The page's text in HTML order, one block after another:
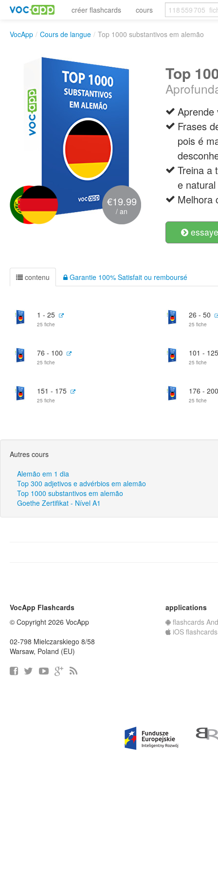
créer flashcards cours
VocApp / Cours de langue / Top 1000 substantivos em alemão
€19.99
/ an
Top
Aprende
Frases
pois é
Treina a
e
Melhora
contenu Garantie 100% Satisfait ou remboursé
1 - 25
25 fiche
26 - 50
25 fiche
76 - 100
25 fiche
101 - 125
25 fiche
151 - 175
25 fiche
176 - 200
25 fiche
Autres cours
Alemão em 1 dia
Top 300 adjetivos e advérbios em alemão
Top 1000 substantivos em alemão
Goethe Zertifikat - Nível A1
VocApp Flashcards
© Copyright 2026 VocApp
02-798 Mielczarskiego 8/58
Warsaw, Poland (EU)
applications
flashcards
iOS flashcards